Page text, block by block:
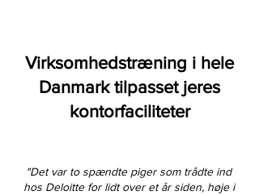
Virksomhedstræning i hele
Danmark tilpasset jeres
kontorfaciliteter
"Det var to spændte piger som trådte ind
hos Deloitte for lidt over et år siden, høje i